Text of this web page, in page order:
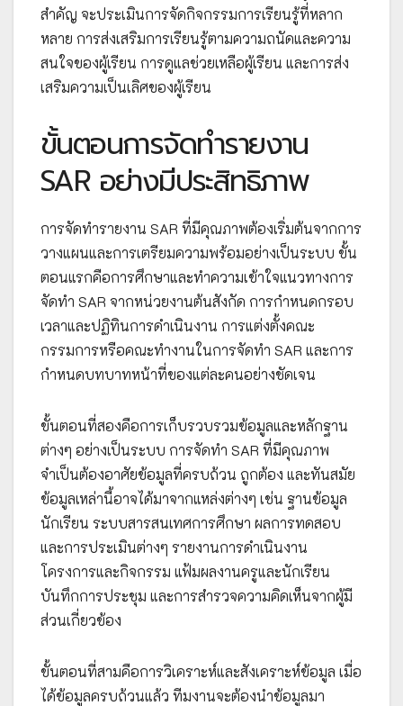
สำคัญ จะประเมินการจัดกิจกรรมการเรียนรู้ที่หลาก
หลาย การส่งเสริมการเรียนรู้ตามความถนัดและความ
สนใจของผู้เรียน การดูแลช่วยเหลือผู้เรียน และการส่ง
เสริมความเป็นเลิศของผู้เรียน
ขั้นตอนการจัดทำรายงาน
SAR อย่างมีประสิทธิภาพ
การจัดทำรายงาน SAR ที่มีคุณภาพต้องเริ่มต้นจากการ
วางแผนและการเตรียมความพร้อมอย่างเป็นระบบ ขั้น
ตอนแรกคือการศึกษาและทำความเข้าใจแนวทางการ
จัดทำ SAR จากหน่วยงานต้นสังกัด การกำหนดกรอบ
เวลาและปฏิทินการดำเนินงาน การแต่งตั้งคณะ
กรรมการหรือคณะทำงานในการจัดทำ SAR และการ
กำหนดบทบาทหน้าที่ของแต่ละคนอย่างชัดเจน
ขั้นตอนที่สองคือการเก็บรวบรวมข้อมูลและหลักฐาน
ต่างๆ อย่างเป็นระบบ การจัดทำ SAR ที่มีคุณภาพ
จำเป็นต้องอาศัยข้อมูลที่ครบถ้วน ถูกต้อง และทันสมัย
ข้อมูลเหล่านี้อาจได้มาจากแหล่งต่างๆ เช่น ฐานข้อมูล
นักเรียน ระบบสารสนเทศการศึกษา ผลการทดสอบ
และการประเมินต่างๆ รายงานการดำเนินงาน
โครงการและกิจกรรม แฟ้มผลงานครูและนักเรียน
บันทึกการประชุม และการสำรวจความคิดเห็นจากผู้มี
ส่วนเกี่ยวข้อง
ขั้นตอนที่สามคือการวิเคราะห์และสังเคราะห์ข้อมูล เมื่อ
ได้ข้อมูลครบถ้วนแล้ว ทีมงานจะต้องนำข้อมูลมา